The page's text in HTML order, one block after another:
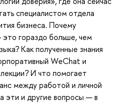
специалистом отдела
бизнеса. Почему
гораздо больше, чем
Как полученные знания
WeChat и
И что помогает
между работой и личной
эти и другие вопросы — в